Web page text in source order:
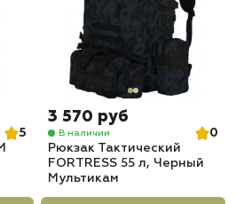
5
3 570 руб
В наличии
0
Рюкзак Тактический
FORTRESS 55 л, Черный
Мультикам